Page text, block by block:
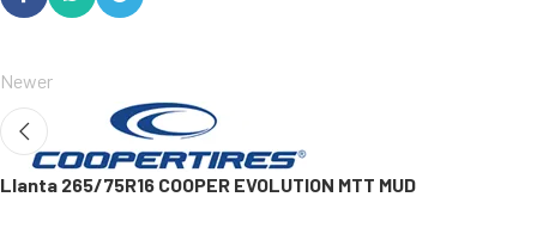
Newer
Llanta 265/75R16 COOPER EVOLUTION MTT MUD